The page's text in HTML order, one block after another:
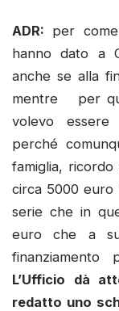
ADR: per
hanno dato a
anche se alla
mentre per
volevo essere
perché
famiglia,
circa 5000 euro
serie che in
euro che a
L’Ufficio dà
redatto uno